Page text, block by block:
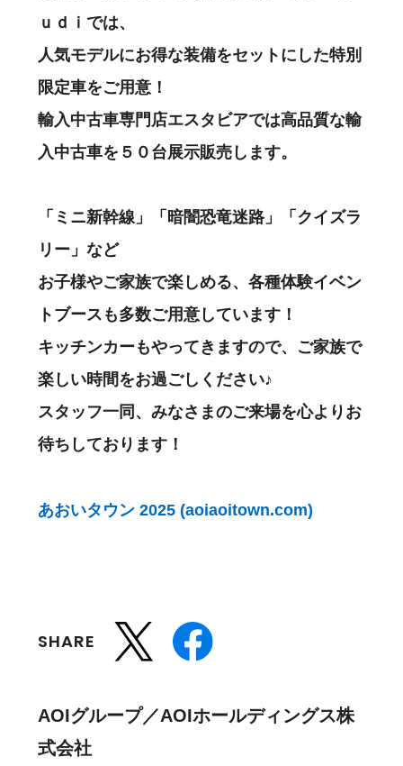
ｕｄｉでは、
人気モデルにお得な装備をセットにした特別
限定車をご用意！
輸入中古車専門店エスタビアでは高品質な輸
入中古車を５０台展示販売します。
「ミニ新幹線」「暗闇恐竜迷路」「クイズラ
リー」など
お子様やご家族で楽しめる、各種体験イベン
トブースも多数ご用意しています！
キッチンカーもやってきますので、ご家族で
楽しい時間をお過ごしください♪
スタッフ一同、みなさまのご来場を心よりお
待ちしております！
あおいタウン 2025 (aoiaoitown.com)
SHARE
AOIグループ／AOIホールディングス株
式会社